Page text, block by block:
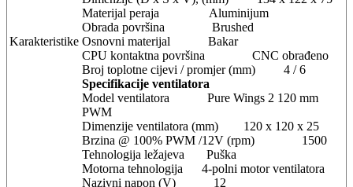
Karakteristike
Materijal peraja Aluminijum
Obrada površina Brushed
Osnovni materijal Bakar
CPU kontaktna površina CNC obrađeno
Broj toplotne cijevi / promjer (mm) 4 / 6
Specifikacije ventilatora
Model ventilatora Pure Wings 2 120 mm
PWM
Dimenzije ventilatora (mm) 120 x 120 x 25
Brzina @ 100% PWM /12V (rpm) 1500
Tehnologija ležajeva Puška
Motorna tehnologija 4-polni motor ventilatora
Nazivni napon (V) 12